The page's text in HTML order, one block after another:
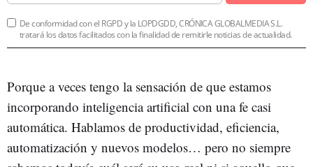
De conformidad con el RGPD y la LOPDGDD, CRÓNICA GLOBALMEDIA S.L.
tratará los datos facilitados con la finalidad de remitirle noticias de actualidad.
Porque a veces tengo la sensación de que estamos
incorporando inteligencia artificial con una fe casi
automática. Hablamos de productividad, eficiencia,
automatización y nuevos modelos… pero no siempre